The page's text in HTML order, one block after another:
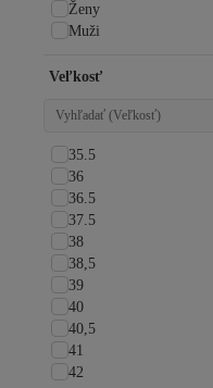
Under Armour
Scooter
s.Oliver
Columbia
Puma
SOHO
Tommy Hilfiger
Keen
Jump
Pierre Cardin
Trendyol Shoes
Asics
Kickers
Tamaris
Liger
Ženy
Muži
Veľkosť
35.5
36
36.5
37.5
38
38,5
39
40
40,5
41
42